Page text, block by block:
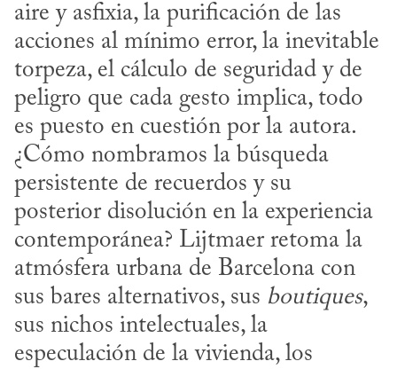
aire y asfixia, la purificación de las
acciones al mínimo error, la inevitable
torpeza, el cálculo de seguridad y de
peligro que cada gesto implica, todo
es puesto en cuestión por la autora.
¿Cómo nombramos la búsqueda
persistente de recuerdos y su
posterior disolución en la experiencia
contemporánea? Lijtmaer retoma la
atmósfera urbana de Barcelona con
sus bares alternativos, sus boutiques,
sus nichos intelectuales, la
especulación de la vivienda, los